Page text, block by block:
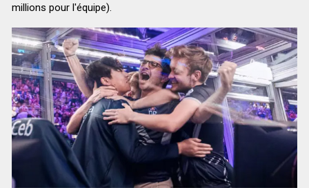
millions pour l'équipe).